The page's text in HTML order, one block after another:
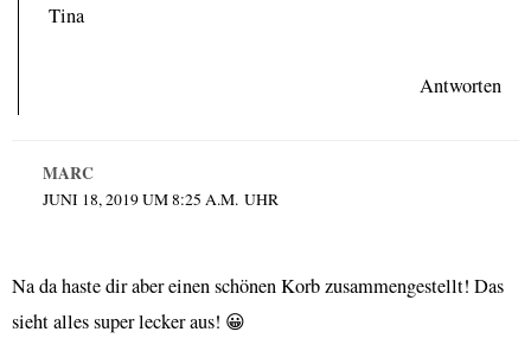
Tina
Antworten
MARC
JUNI 18, 2019 UM 8:25 A.M. UHR
Na da haste dir aber einen schönen Korb zusammengestellt! Das
sieht alles super lecker aus! 😀